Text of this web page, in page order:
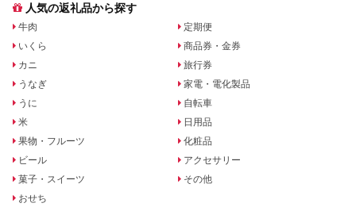
人気の返礼品から探す
牛肉
いくら
カニ
うなぎ
うに
米
果物・フルーツ
ビール
菓子・スイーツ
おせち
定期便
商品券・金券
旅行券
家電・電化製品
自転車
日用品
化粧品
アクセサリー
その他